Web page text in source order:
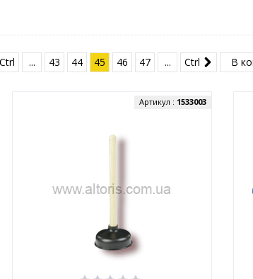
Ctrl ... 43 44 45 46 47 ... Ctrl В
Артикул : 1533003